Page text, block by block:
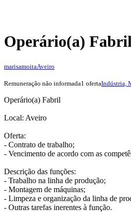
Operário(a)
marisamoitaAveiro
Remuneração não informada1 ofertaIndústria,
Operário(a) Fabril
Local: Aveiro
Oferta:
- Contrato de trabalho;
- Vencimento de acordo com as
Descrição das funções:
- Trabalho na linha de produção;
- Montagem de máquinas;
- Limpeza e organização da linha de
- Outras tarefas inerentes à função.